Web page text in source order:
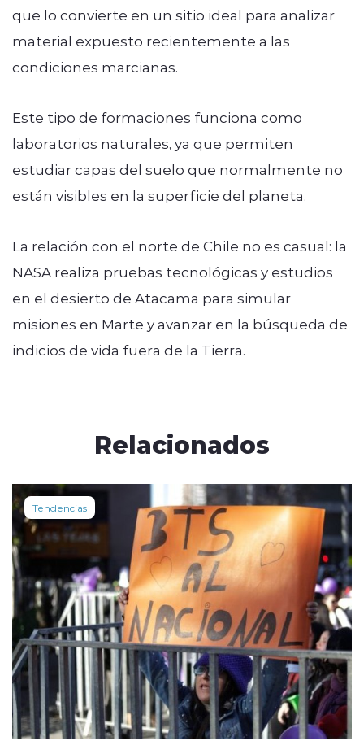
que lo convierte en un sitio ideal para analizar
material expuesto recientemente a las
condiciones marcianas.
Este tipo de formaciones funciona como
laboratorios naturales, ya que permiten
estudiar capas del suelo que normalmente no
están visibles en la superficie del planeta.
La relación con el norte de Chile no es casual: la
NASA realiza pruebas tecnológicas y estudios
en el desierto de Atacama para simular
misiones en Marte y avanzar en la búsqueda de
indicios de vida fuera de la Tierra.
Relacionados
Tendencias